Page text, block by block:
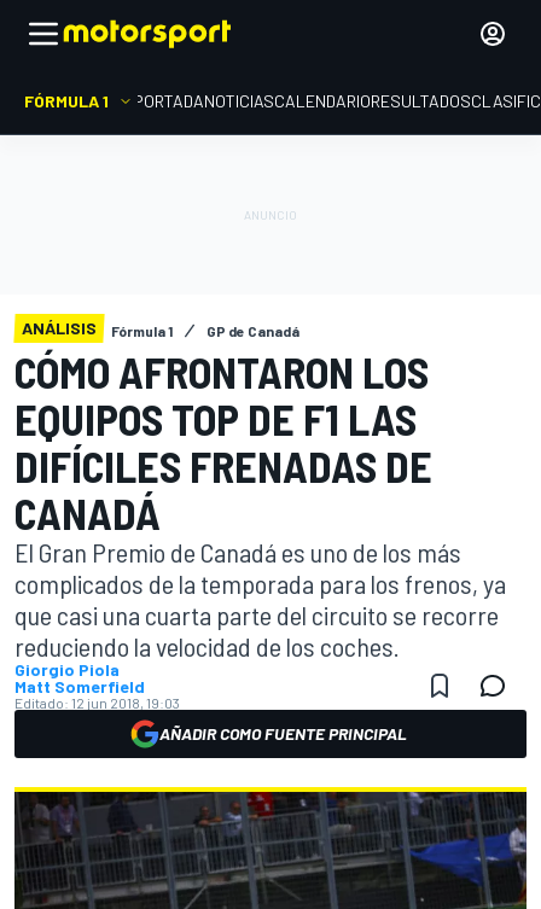
FÓRMULA 1 PORTADANOTICIASCALENDARIORESULTADOS
ANÁLISIS Fórmula 1 GP de Canadá
CÓMO AFRONTARON LOS
EQUIPOS TOP DE F1 LAS
DIFÍCILES FRENADAS DE
CANADÁ
El Gran Premio de Canadá es uno de los más
complicados de la temporada para los frenos, ya
que casi una cuarta parte del circuito se recorre
reduciendo la velocidad de los coches.
Giorgio Piola
Matt Somerfield
Editado: 12 jun 2018, 19:03
AÑADIR COMO FUENTE PRINCIPAL